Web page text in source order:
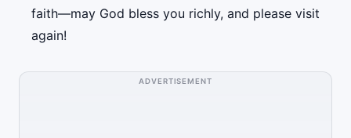
faith—may God bless you richly, and please visit
again!
ADVERTISEMENT